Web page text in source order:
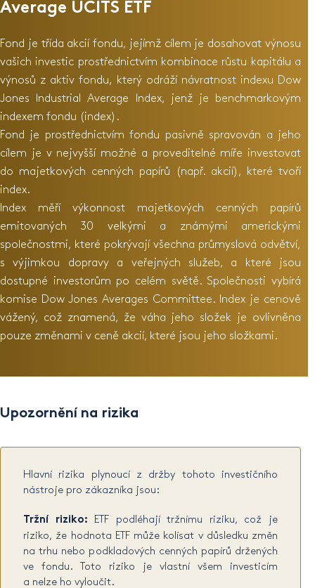
Average UCITS ETF
Fond je třída akcií fondu, jejímž cílem je dosahovat výnosu
vašich investic prostřednictvím kombinace růstu kapitálu a
výnosů z aktiv fondu, který odráží návratnost indexu Dow
Jones Industrial Average Index, jenž je benchmarkovým
indexem fondu (index).
Fond je prostřednictvím fondu pasivně spravován a jeho
cílem je v nejvyšší možné a proveditelné míře investovat
do majetkových cenných papírů (např. akcií), které tvoří
index.
Index měří výkonnost majetkových cenných papírů
emitovaných 30 velkými a známými americkými
společnostmi, které pokrývají všechna průmyslová odvětví,
s výjimkou dopravy a veřejných služeb, a které jsou
dostupné investorům po celém světě. Společnosti vybírá
komise Dow Jones Averages Committee. Index je cenově
vážený, což znamená, že váha jeho složek je ovlivněna
pouze změnami v ceně akcií, které jsou jeho složkami.
Upozornění na rizika
Hlavní rizika plynoucí z držby tohoto investičního
nástroje pro zákazníka jsou:
Tržní riziko: ETF podléhají tržnímu riziku, což je
riziko, že hodnota ETF může kolísat v důsledku změn
na trhu nebo podkladových cenných papírů držených
ve fondu. Toto riziko je vlastní všem investicím
a nelze ho vyloučit.